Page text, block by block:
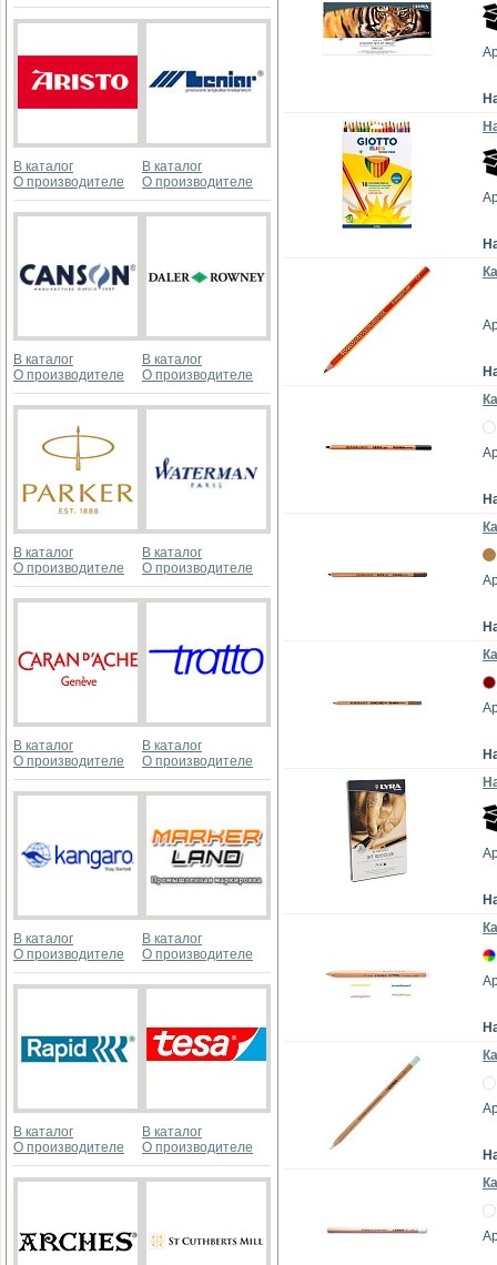
В каталог
О производителе
В каталог
О производителе
В каталог
О производителе
В каталог
О производителе
В каталог
О производителе
В каталог
О производителе
В каталог
О производителе
В каталог
О производителе
В каталог
О производителе
В каталог
О производителе
В каталог
О производителе
В каталог
О производителе